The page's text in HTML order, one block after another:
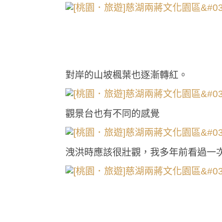
對岸的山坡楓葉也逐漸轉紅。
觀景台也有不同的感覺
洩洪時應該很壯觀，我多年前看過一